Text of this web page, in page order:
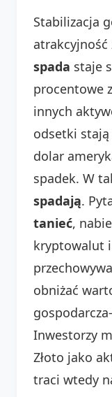
Stabilizacja
atrakcyjność
spada staje
procentowe
innych
odsetki stają
dolar
spadek. W
spadają.
tanieć,
kryptowalut
obniżać
Inwestorzy
Złoto jako
traci wtedy